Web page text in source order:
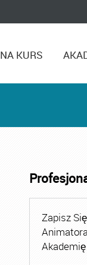
KURS
Kurs
Zapisz